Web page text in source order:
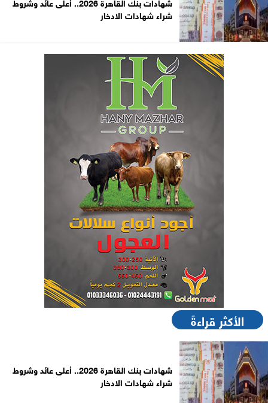
شراء شهادات الادخار
الأكثر قراءةً
شهادات بنك القاهرة 2026.. أعلى عائد وشروط
شراء شهادات الادخار